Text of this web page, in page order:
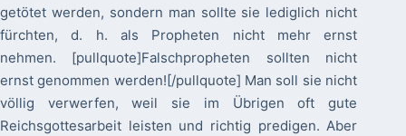
getötet werden, sondern man sollte sie lediglich nicht
fürchten, d. h. als Propheten nicht mehr ernst
nehmen. [pullquote]Falschpropheten sollten nicht
ernst genommen werden![/pullquote] Man soll sie nicht
völlig verwerfen, weil sie im Übrigen oft gute
Reichsgottesarbeit leisten und richtig predigen. Aber